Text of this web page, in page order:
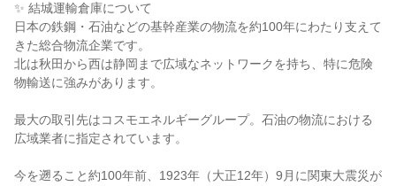
✨ 結城運輸倉庫について
日本の鉄鋼・石油などの基幹産業の物流を約100年にわたり支えて
きた総合物流企業です。
北は秋田から西は静岡まで広域なネットワークを持ち、特に危険
物輸送に強みがあります。
最大の取引先はコスモエネルギーグループ。石油の物流における
広域業者に指定されています。
今を遡ること約100年前、1923年（大正12年）9月に関東大震災が